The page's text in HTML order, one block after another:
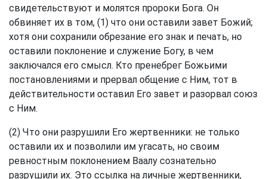
свидетельствуют и молятся пророки Бога. Он
обвиняет их в том, (1) что они оставили завет Божий;
хотя они сохранили обрезание его знак и печать, но
оставили поклонение и служение Богу, в чем
заключался его смысл. Кто пренебрег Божьими
постановлениями и прервал общение с Ним, тот в
действительности оставил Его завет и разорвал союз
с Ним.
(2) Что они разрушили Его жертвенники: не только
оставили их и позволили им угасать, но своим
ревностным поклонением Ваалу сознательно
разрушили их. Это ссылка на личные жертвенники,